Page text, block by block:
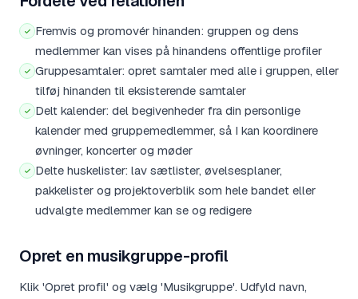
Fremvis og promovér hinanden: gruppen og dens
medlemmer kan vises på hinandens offentlige profiler
Gruppesamtaler: opret samtaler med alle i gruppen, eller
tilføj hinanden til eksisterende samtaler
Delt kalender: del begivenheder fra din personlige
kalender med gruppemedlemmer, så I kan koordinere
øvninger, koncerter og møder
Delte huskelister: lav sætlister, øvelsesplaner,
pakkelister og projektoverblik som hele bandet eller
udvalgte medlemmer kan se og redigere
Opret en musikgruppe-profil
Klik 'Opret profil' og vælg 'Musikgruppe'. Udfyld navn,